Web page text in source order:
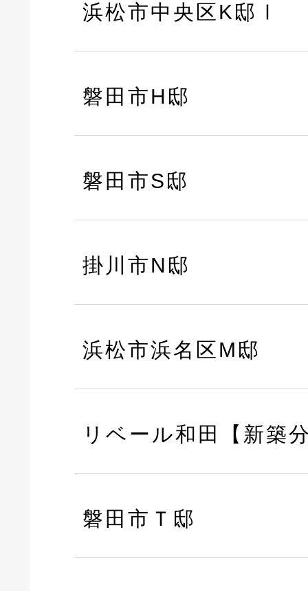
浜松市中央区K邸Ⅰ
磐田市H邸
磐田市S邸
掛川市N邸
浜松市浜名区M邸
リベール和田【新築
磐田市Ｔ邸